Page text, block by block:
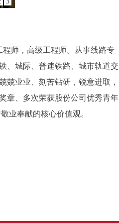
师，高级工程师。从事线路专
、城际、普速铁路、城市轨道交
兢业业、刻苦钻研，锐意进取，
章、多次荣获股份公司优秀青年
业奉献的核心价值观。